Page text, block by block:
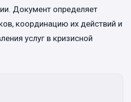
Документ определяет
координацию их действий и
услуг в кризисной